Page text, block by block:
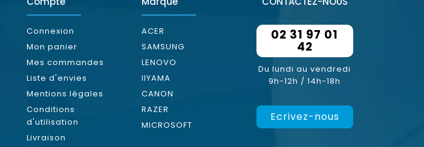
Connexion
Mon panier
Mes commandes
Liste d'envies
Mentions légales
Conditions
d'utilisation
Livraison
ACER
SAMSUNG
LENOVO
IIYAMA
CANON
RAZER
MICROSOFT
02 31 97 01
42
Du lundi au vendredi
9h-12h / 14h-18h
Ecrivez-nous